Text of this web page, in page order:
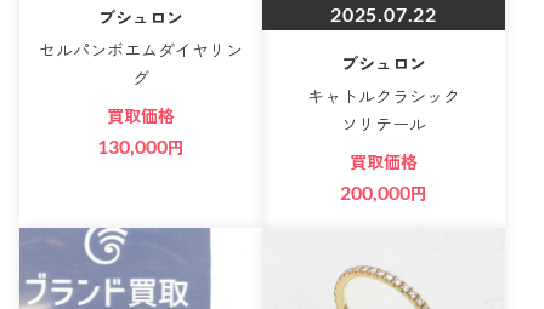
ブシュロン
セルパンボエムダイヤリン
グ
買取価格
130,000円
2025.07.22
ブシュロン
キャトルクラシック
ソリテール
買取価格
200,000円